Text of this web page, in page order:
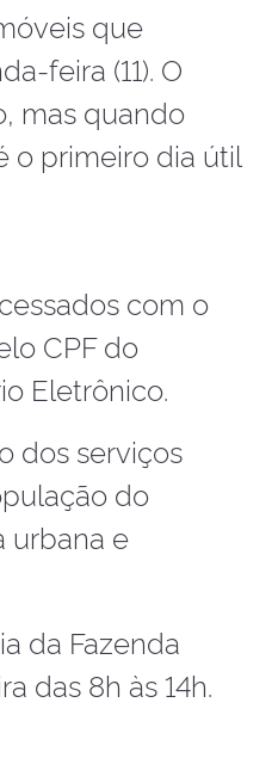
que
feira (11). O
mas quando
o primeiro dia útil
com o
CPF do
Eletrônico.
dos serviços
do
urbana e
da Fazenda
das 8h às 14h.